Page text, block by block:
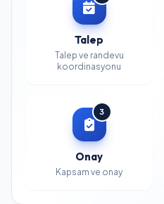
Talep
Talep ve randevu
koordinasyonu
3
Onay
Kapsam ve onay